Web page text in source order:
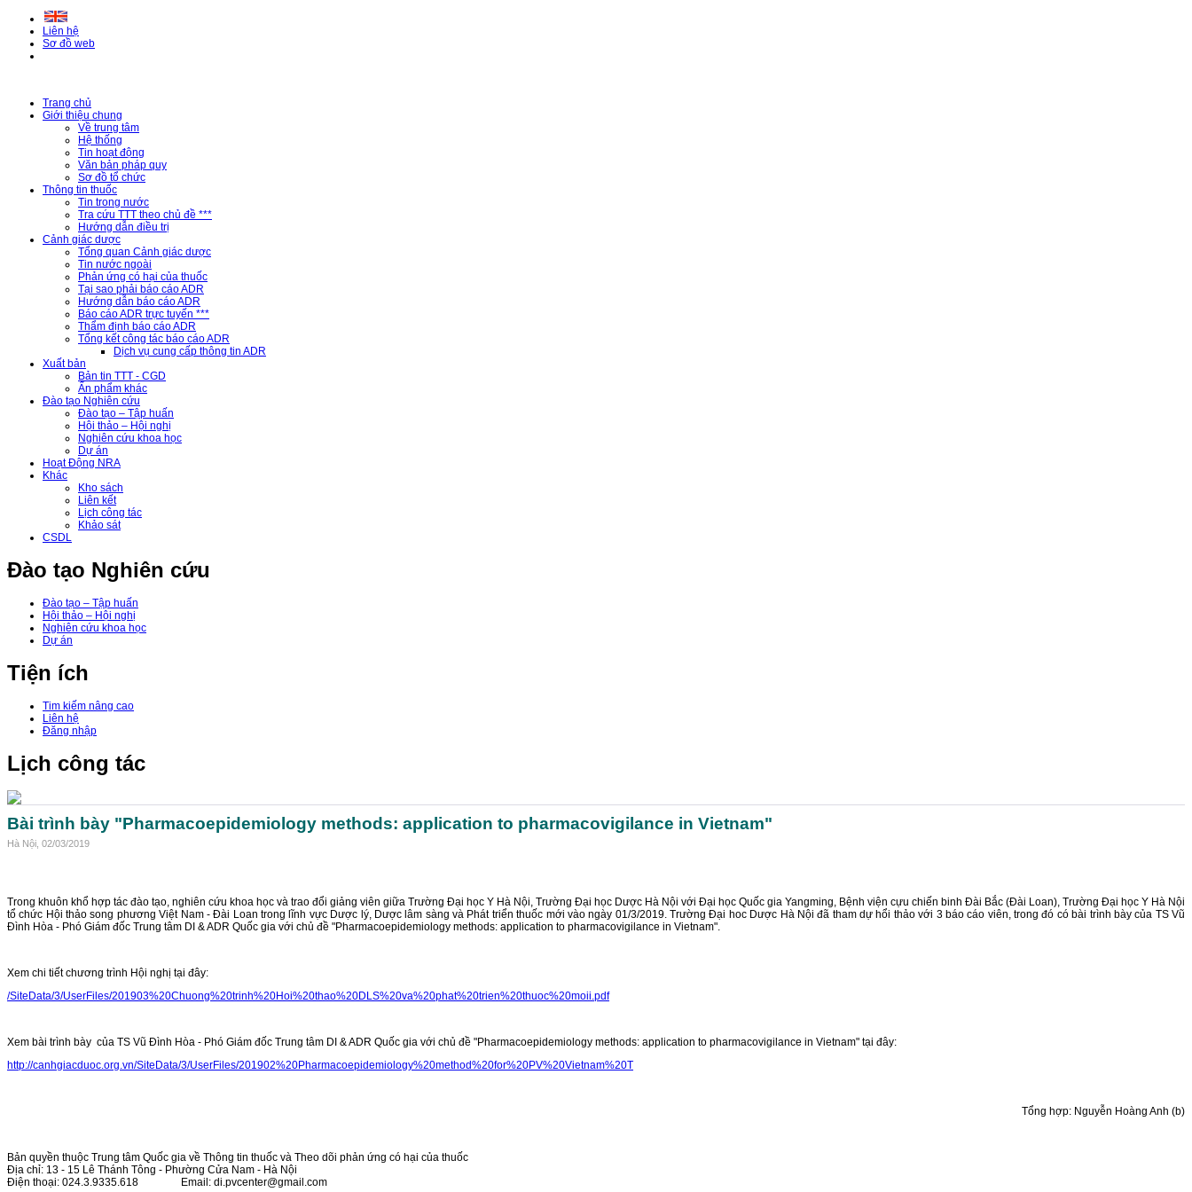
Liên hệ
Sơ đồ web
Trang chủ
Giới thiệu chung
Về trung tâm
Hệ thống
Tin hoạt động
Văn bản pháp quy
Sơ đồ tổ chức
Thông tin thuốc
Tin trong nước
Tra cứu TTT theo chủ đề ***
Hướng dẫn điều trị
Cảnh giác dược
Tổng quan Cảnh giác dược
Tin nước ngoài
Phản ứng có hại của thuốc
Tại sao phải báo cáo ADR
Hướng dẫn báo cáo ADR
Báo cáo ADR trực tuyến ***
Thẩm định báo cáo ADR
Tổng kết công tác báo cáo ADR
Dịch vụ cung cấp thông tin ADR
Xuất bản
Bản tin TTT - CGD
Ấn phẩm khác
Đào tạo Nghiên cứu
Đào tạo – Tập huấn
Hội thảo – Hội nghị
Nghiên cứu khoa học
Dự án
Hoạt Động NRA
Khác
Kho sách
Liên kết
Lịch công tác
Khảo sát
CSDL
Đào tạo Nghiên cứu
Đào tạo – Tập huấn
Hội thảo – Hội nghị
Nghiên cứu khoa học
Dự án
Tiện ích
Tim kiếm nâng cao
Liên hệ
Đăng nhập
Lịch công tác
Bài trình bày "Pharmacoepidemiology methods: application to pharmacovigilance in Vietnam"
Hà Nội, 02/03/2019
Trong khuôn khổ hợp tác đào tạo, nghiên cứu khoa học và trao đổi giảng viên giữa Trường Đại học Y Hà Nội, Trường Đại học Dược Hà Nội với Đại học Quốc gia Yangming, Bệnh viện cựu chiến binh Đài Bắc (Đài Loan), Trường Đại học Y Hà Nội
tổ chức Hội thảo song phương Việt Nam - Đài Loan trong lĩnh vực Dược lý, Dược lâm sàng và Phát triển thuốc mới vào ngày 01/3/2019. Trường Đại hoc Dược Hà Nội đã tham dự hổi thảo với 3 báo cáo viên, trong đó có bài trình bày của TS Vũ
Đình Hòa - Phó Giám đốc Trung tâm DI & ADR Quốc gia với chủ đề "Pharmacoepidemiology methods: application to pharmacovigilance in Vietnam".
Xem chi tiết chương trình Hội nghị tại đây:
/SiteData/3/UserFiles/201903%20Chuong%20trinh%20Hoi%20thao%20DLS%20va%20phat%20trien%20thuoc%20moii.pdf
Xem bài trình bày của TS Vũ Đình Hòa - Phó Giám đốc Trung tâm DI & ADR Quốc gia với chủ đề "Pharmacoepidemiology methods: application to pharmacovigilance in Vietnam" tại đây:
http://canhgiacduoc.org.vn/SiteData/3/UserFiles/201902%20Pharmacoepidemiology%20method%20for%20PV%20Vietnam%20T
Tổng hợp: Nguyễn Hoàng Anh (b)
Bản quyền thuộc Trung tâm Quốc gia về Thông tin thuốc và Theo dõi phản ứng có hại của thuốc
Địa chỉ: 13 - 15 Lê Thánh Tông - Phường Cửa Nam - Hà Nội
Điện thoại: 024.3.9335.618
Email: di.pvcenter@gmail.com